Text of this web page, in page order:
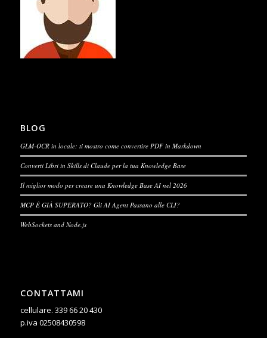
BLOG
GLM-OCR in locale: ti mostro come convertire PDF in Markdown
Converti Libri in Skills di Claude per la tua Knowledge Base
Il miglior modo per creare una Knowledge Base AI nel 2026
MCP È GIÀ SUPERATO? Gli AI Agent Passano alle CLI?
WebSockets and Node.js
CONTATTAMI
cellulare. 339 66 20 430
p.iva 02508430598